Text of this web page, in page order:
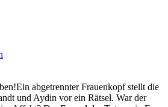
abgetrennter Frauenkopf stellt die
und Aydin vor ein Rätsel. War der